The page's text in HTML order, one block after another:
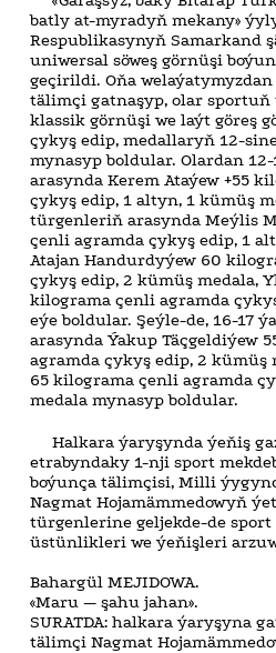
batly at-myradyň mekany»
Respublikasynyň Samarkand
uniwersal söweş görnüşi
geçirildi. Oňa
tälimçi gatnaşyp, olar sportuň
klassik görnüşi we laýt göreş
çykyş edip, medallaryň 12-
mynasyp boldular. Olardan
arasynda Kerem Ataýew +55
çykyş edip, 1 altyn, 1 kümüş
türgenleriň arasynda Meýlis
çenli agramda çykyş edip, 1
Atajan Handurdyýew 60
çykyş edip, 2 kümüş medala,
kilograma çenli agramda
eýe boldular. Şeýle-de, 16-17
arasynda Ýakup Täçgeldiýew
agramda çykyş edip, 2 kümüş
65 kilograma çenli agramda
medala mynasyp boldular.
Halkara ýaryşynda ýeňiş
etrabyndaky 1-nji sport
boýunça tälimçisi, Milli
Nagmat Hojamämmedowyň
türgenlerine geljekde-de
üstünlikleri we ýeňişleri
Bahargül MEJIDOWA.
«Maru — şahu jahan».
SURATDA: halkara ýaryşyna
tälimçi Nagmat